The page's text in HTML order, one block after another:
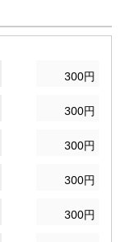
300円
300円
300円
300円
300円